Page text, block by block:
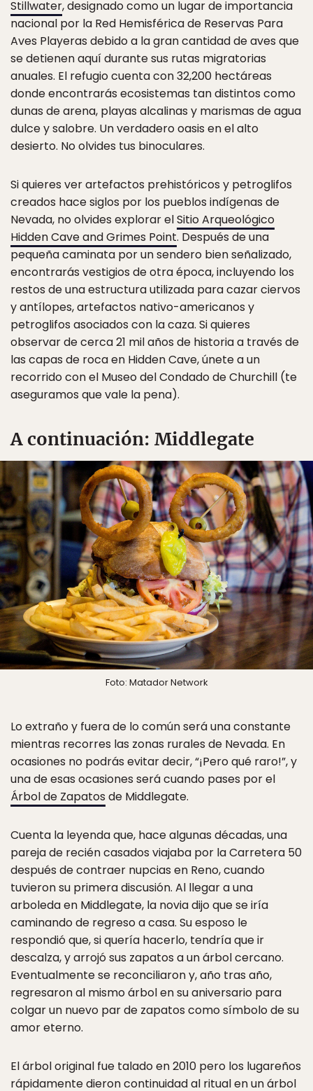
Stillwater, designado como un lugar de importancia
nacional por la Red Hemisférica de Reservas Para
Aves Playeras debido a la gran cantidad de aves que
se detienen aquí durante sus rutas migratorias
anuales. El refugio cuenta con 32,200 hectáreas
donde encontrarás ecosistemas tan distintos como
dunas de arena, playas alcalinas y marismas de agua
dulce y salobre. Un verdadero oasis en el alto
desierto. No olvides tus binoculares.
Si quieres ver artefactos prehistóricos y petroglifos
creados hace siglos por los pueblos indígenas de
Nevada, no olvides explorar elSitio Arqueológico
Hidden Cave and Grimes Point. Después de una
pequeña caminata por un sendero bien señalizado,
encontrarás vestigios de otra época, incluyendo los
restos de una estructura utilizada para cazar ciervos
y antílopes, artefactos nativo-americanos y
petroglifos asociados con la caza. Si quieres
observar de cerca 21 mil años de historia a través de
las capas de roca en Hidden Cave, únete a un
recorrido con el Museo del Condado de Churchill (te
aseguramos que vale la pena).
A continuación: Middlegate
Foto: Matador Network
Lo extraño y fuera de lo común será una constante
mientras recorres las zonas rurales de Nevada. En
ocasiones no podrás evitar decir, “¡Pero qué raro!”, y
una de esas ocasiones será cuando pases por el
Árbol de Zapatos de Middlegate.
Cuenta la leyenda que, hace algunas décadas, una
pareja de recién casados ​​viajaba por la Carretera 50
después de contraer nupcias en Reno, cuando
tuvieron su primera discusión. Al llegar a una
arboleda en Middlegate, la novia dijo que se iría
caminando de regreso a casa. Su esposo le
respondió que, si quería hacerlo, tendría que ir
descalza, y arrojó sus zapatos a un árbol cercano.
Eventualmente se reconciliaron y, año tras año,
regresaron al mismo árbol en su aniversario para
colgar un nuevo par de zapatos como símbolo de su
amor eterno.
El árbol original fue talado en 2010 pero los lugareños
rápidamente dieron continuidad al ritual en un árbol